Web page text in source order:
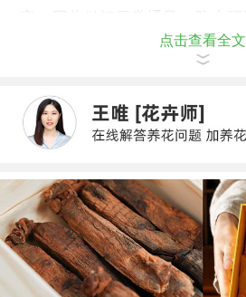
殖多肉来说至关重要哦！点击查看全文